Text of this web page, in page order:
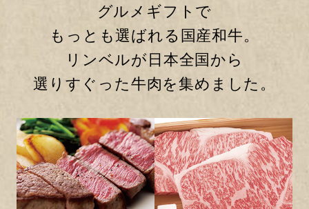
グルメギフトで
もっとも選ばれる国産和牛。
リンベルが日本全国から
選りすぐった牛肉を集めました。